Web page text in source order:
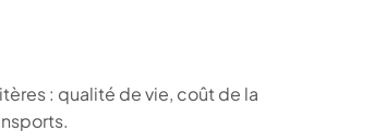
: qualité de vie, coût de la